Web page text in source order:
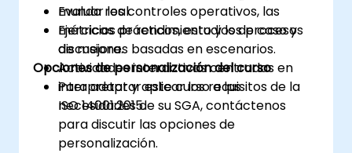
Evaluar los controles operativos, las
métricas de rendimiento y los procesos
de mejora.
mundo real.
Ejercicios prácticos, estudios de caso y
discusiones basadas en escenarios.
Actividades interactivas centradas en
interpretar y aplicar los requisitos de la
ISO 14001:2015.
Opciones de personalización del curso
Para adaptar este curso a las
necesidades de su SGA, contáctenos
para discutir las opciones de
personalización.